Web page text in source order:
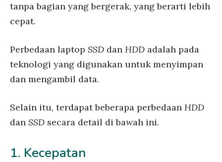
tanpa bagian yang bergerak, yang berarti lebih
cepat.
Perbedaan laptop SSD dan HDD adalah pada
teknologi yang digunakan untuk menyimpan
dan mengambil data.
Selain itu, terdapat beberapa perbedaan HDD
dan SSD secara detail di bawah ini.
1. Kecepatan